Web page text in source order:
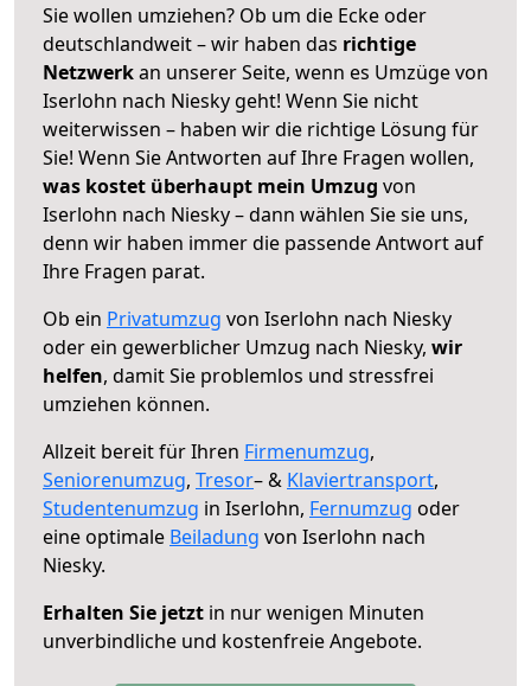
Sie wollen umziehen? Ob um die Ecke oder
deutschlandweit – wir haben das richtige
Netzwerkan unserer Seite, wenn es Umzüge von
Iserlohn nach Niesky geht! Wenn Sie nicht
weiterwissen – haben wir die richtige Lösung für
Sie! Wenn Sie Antworten auf Ihre Fragen wollen,
was kostet überhaupt mein Umzug von
Iserlohn nach Niesky – dann wählen Sie sie uns,
denn wir haben immer die passende Antwort auf
Ihre Fragen parat.
Ob ein Privatumzug von Iserlohn nach Niesky
oder ein gewerblicher Umzug nach Niesky, wir
helfen, damit Sie problemlos und stressfrei
umziehen können.
Allzeit bereit für Ihren Firmenumzug,
Seniorenumzug, Tresor– & Klaviertransport,
Studentenumzug in Iserlohn, Fernumzug oder
eine optimale Beiladung von Iserlohn nach
Niesky.
Erhalten Sie jetzt in nur wenigen Minuten
unverbindliche und kostenfreie Angebote.